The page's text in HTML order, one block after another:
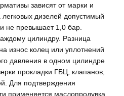
зависят от марки и
дизелей допустимый
не превышает 1,0 бар.
цилиндру. Разница
износ колец или уплотнений
давления в одном цилиндре
прокладки ГБЦ, клапанов,
Для подтверждения
применяется маслопродувка